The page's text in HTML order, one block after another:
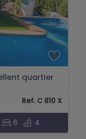
quartier
Ref. C 810 X
6 4